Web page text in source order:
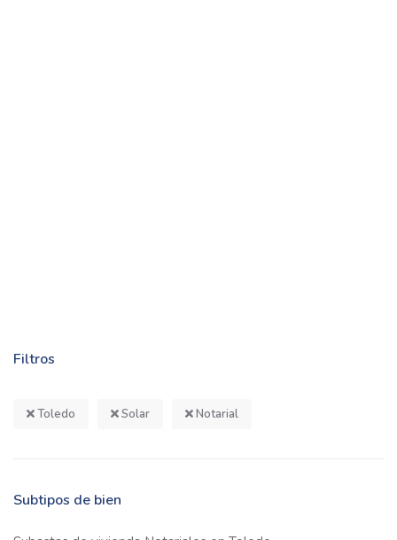
Filtros
Toledo Solar Notarial
Subtipos de bien